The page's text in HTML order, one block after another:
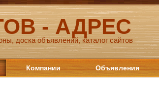
- АДРЕС
доска объявлений, каталог сайтов
Компании Объявления